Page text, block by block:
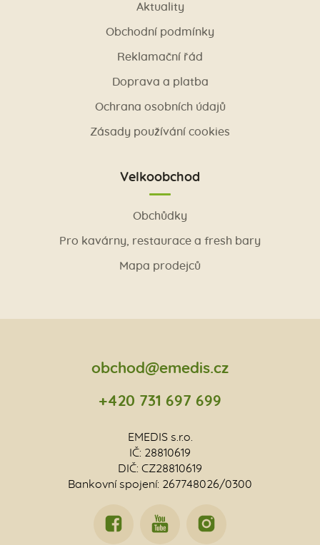
Aktuality
Obchodní podmínky
Reklamační řád
Doprava a platba
Ochrana osobních údajů
Zásady používání cookies
Velkoobchod
Obchůdky
Pro kavárny, restaurace a fresh bary
Mapa prodejců
obchod@emedis.cz
+420 731 697 699
EMEDIS s.r.o.
IČ: 28810619
DIČ: CZ28810619
Bankovní spojení: 267748026/0300